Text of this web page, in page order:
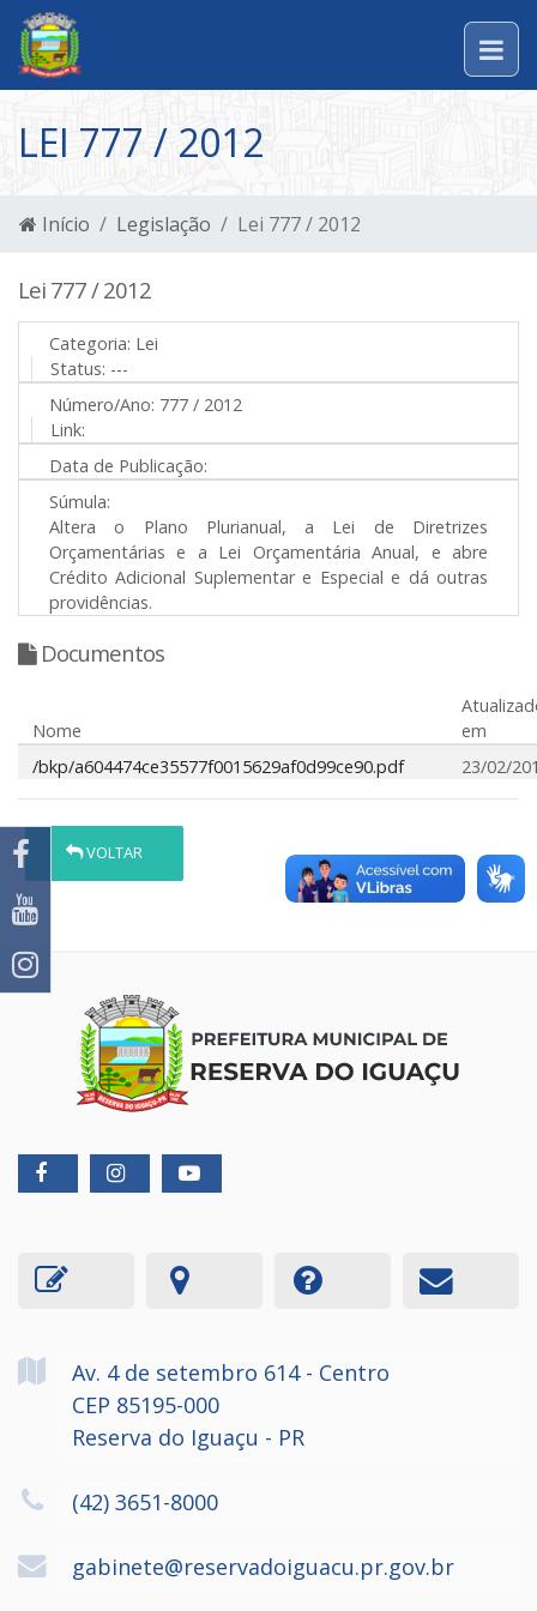
LEI 777 / 2012
Início Legislação Lei 777 / 2012
Lei 777 / 2012
Categoria: Lei
Status: ---
Número/Ano: 777 / 2012
Link:
Data de Publicação:
Súmula:
Altera o Plano Plurianual, a Lei de Diretrizes
Orçamentárias e a Lei Orçamentária Anual, e abre
Crédito Adicional Suplementar e Especial e dá outras
providências.
Documentos
Nome
em
/bkp/a604474ce35577f0015629af0d99ce90.pdf
23/02/
VOLTAR
Av. 4 de setembro 614 - Centro
CEP 85195-000
Reserva do Iguaçu - PR
(42) 3651-8000
gabinete@reservadoiguacu.pr.gov.br